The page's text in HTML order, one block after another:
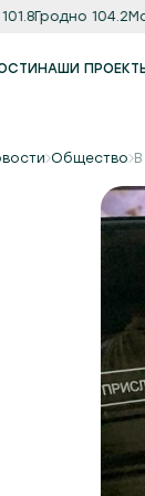
Гродно 104.2
НАШИ
Общество